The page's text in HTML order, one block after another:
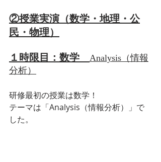
②授業実演（数学・地理・公
民・物理）
１時限目：数学 Analysis（情報
分析）
研修最初の授業は数学！
テーマは「Analysis（情報分析）」で
した。